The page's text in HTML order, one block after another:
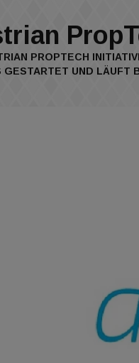
PROPTECH
GESTARTET UND LÄUFT